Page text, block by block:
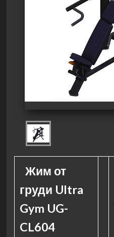
Жим от
груди Ultra
Gym UG-
CL604